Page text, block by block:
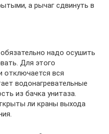
а рычаг сдвинуть в
надо осушить
Для этого
отключается вся
водонагревательные
из бачка унитаза.
ли краны выхода